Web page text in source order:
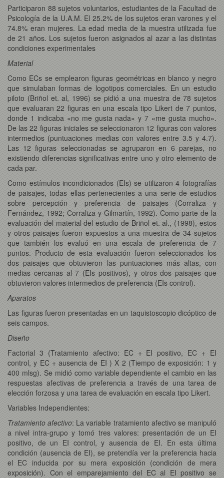
Participaron 88 sujetos voluntarios, estudiantes de la Facultad de
Psicología de la U.A.M. El 25.2% de los sujetos eran varones y el
74.8% eran mujeres. La edad media de la muestra utilizada fue
de 21 años. Los sujetos fueron asignados al azar a las distintas
condiciones experimentales
Material
Como ECs se emplearon figuras geométricas en blanco y negro
que simulaban formas de logotipos comerciales. En un estudio
piloto (Briñol et. al, 1996) se pidió a una muestra de 78 sujetos
que evaluaran 22 figuras en una escala tipo Likert de 7 puntos,
donde 1 indicaba «no me gusta nada» y 7 «me gusta mucho».
De las 22 figuras iniciales se seleccionaron 12 figuras con valores
intermedios (puntuaciones medias con valores entre 3.5 y 4.7).
Las 12 figuras seleccionadas se agruparon en 6 parejas, no
existiendo diferencias significativas entre uno y otro elemento de
cada par.
Como estímulos incondicionados (EIs) se utilizaron 4 fotografías
de paisajes, todas ellas pertenecientes a una serie de estudios
sobre percepción y preferencia de paisajes (Corraliza y
Fernández, 1992; Corraliza y Gilmartín, 1992). Como parte de la
evaluación del material del estudio de Briñol et. al., (1998), estos
y otros paisajes fueron expuestos a una muestra de 34 sujetos
que también los evaluó en una escala de preferencia de 7
puntos. Producto de esta evaluación fueron seleccionados los
dos paisajes que obtuvieron las puntuaciones más altas, con
medias cercanas al 7 (EIs positivos), y otros dos paisajes que
obtuvieron valores intermedios de preferencia (EIs control).
Aparatos
Las figuras fueron presentadas en un taquistoscopio dicóptico de
seis campos.
Diseño
Factorial 3 (Tratamiento afectivo: EC + EI positivo, EC + EI
control, y EC + ausencia de EI ) X 2 (Tiempo de exposición: 1 y
400 mlsg). Se midió como variable dependiente el cambio en las
respuestas afectivas de preferencia a través de una tarea de
elección forzosa y una tarea de evaluación en escala tipo Likert.
Variables Independientes:
Tratamiento afectivo: La variable tratamiento afectivo se manipuló
a nivel intra-grupo y tomó tres valores: presentación de un EI
positivo, de un EI control, y ausencia de EI. En esta última
condición (ausencia de EI), se pretendía ver la preferencia hacia
el EC inducida por su mera exposición (condición de mera
exposición). Con el emparejamiento del EC al EI positivo se